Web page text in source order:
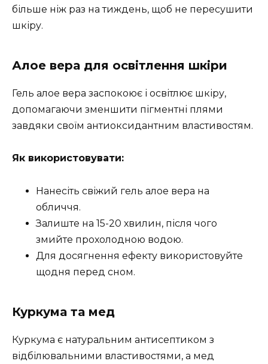
більше ніж раз на тиждень, щоб не пересушити
шкіру.
Алое вера для освітлення шкіри
Гель алое вера заспокоює і освітлює шкіру,
допомагаючи зменшити пігментні плями
завдяки своїм антиоксидантним властивостям.
Як використовувати:
Нанесіть свіжий гель алое вера на
обличчя.
Залиште на 15-20 хвилин, після чого
змийте прохолодною водою.
Для досягнення ефекту використовуйте
щодня перед сном.
Куркума та мед
Куркума є натуральним антисептиком з
відбілювальними властивостями, а мед